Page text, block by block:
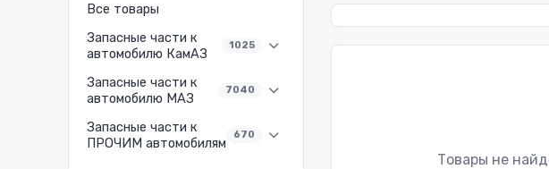
Все товары
Запасные части к
автомобилю КамАЗ
1025
Запасные части к
автомобилю МАЗ
7040
Запасные части к
ПРОЧИМ автомобилям
670
Товары не